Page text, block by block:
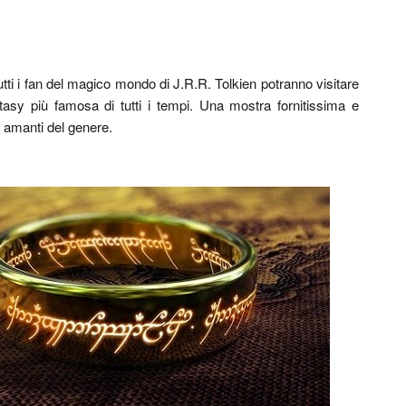
i fan del magico mondo di J.R.R. Tolkien potranno visitare
più famosa di tutti i tempi. Una mostra fornitissima e
del genere.